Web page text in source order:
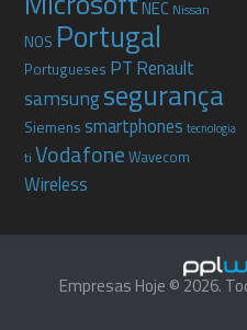
NEC Nissan
NOS Portugal
Portugueses PT Renault
samsungsegurança
Siemenssmartphones tecnologia
ti Vodafone Wavecom
Wireless
Empresas Hoje © 2026.